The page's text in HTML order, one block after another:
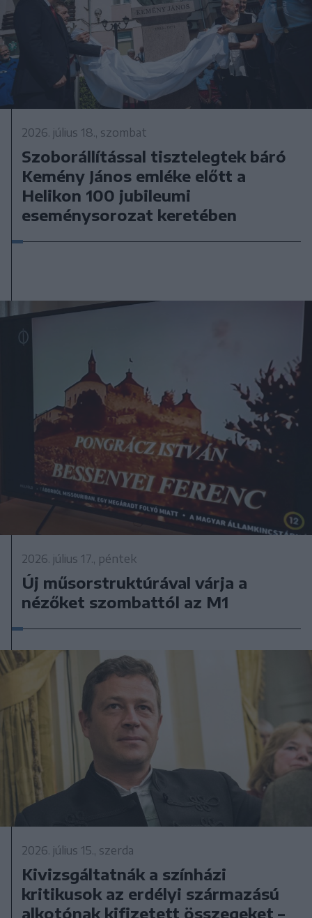
2026. július 18., szombat
Szoborállítással tisztelegtek báró
Kemény János emléke előtt a
Helikon 100 jubileumi
eseménysorozat keretében
2026. július 17., péntek
Új műsorstruktúrával várja a
nézőket szombattól az M1
2026. július 15., szerda
Kivizsgáltatnák a színházi
kritikusok az erdélyi származású
alkotónak kifizetett összegeket –